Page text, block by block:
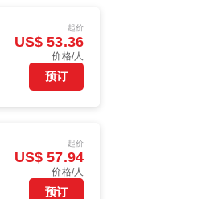
起价
US$ 53.36
价格/人
预订
起价
US$ 57.94
价格/人
预订